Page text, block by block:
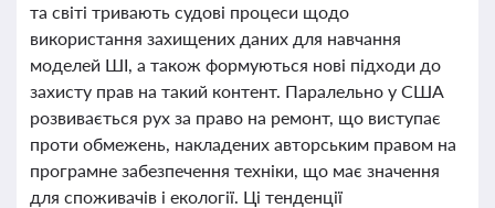
та світі тривають судові процеси щодо
використання захищених даних для навчання
моделей ШІ, а також формуються нові підходи до
захисту прав на такий контент. Паралельно у США
розвивається рух за право на ремонт, що виступає
проти обмежень, накладених авторським правом на
програмне забезпечення техніки, що має значення
для споживачів і екології. Ці тенденції